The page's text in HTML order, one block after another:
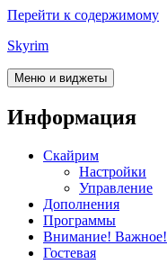
Перейти к содержимому
Skyrim
Меню и виджеты
Информация
Скайрим
Настройки
Управление
Дополнения
Программы
Внимание! Важное!
Гостевая